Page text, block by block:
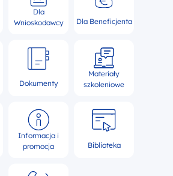
Dla
Wnioskodawcy
Dla Beneficjenta
Dokumenty
Materiały
szkoleniowe
Informacja i
promocja
Biblioteka